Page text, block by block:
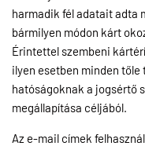
harmadik fél adatait adta
bármilyen módon kárt
Érintettel szembeni
ilyen esetben minden
hatóságoknak a jogsértő
megállapítása céljából.
Az e-mail címek